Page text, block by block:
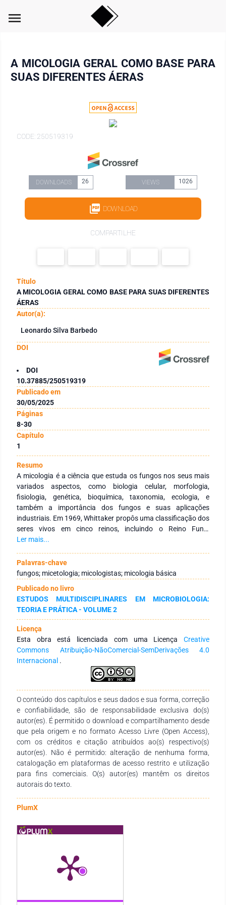
menu
A MICOLOGIA GERAL COMO BASE PARA
SUAS DIFERENTES ÁERAS
CODE: 250519319
DOWNLOADS 26 VIEWS 1026
DOWNLOAD
COMPARTILHE
Título
A MICOLOGIA GERAL COMO BASE PARA SUAS DIFERENTES
ÁERAS
Autor(a):
Leonardo Silva Barbedo
DOI
DOI
10.37885/250519319
Publicado em
30/05/2025
Páginas
8-30
Capítulo
1
Resumo
A micologia é a ciência que estuda os fungos nos seus mais
variados aspectos, como biologia celular, morfologia,
fisiologia, genética, bioquímica, taxonomia, ecologia, e
também a importância dos fungos e suas aplicações
industriais. Em 1969, Whittaker propôs uma classificação dos
seres vivos em cinco reinos, incluindo o Reino Fungi
(decompositores), reconhecendo suas características únicas
parede celular. Apesar de não percebermos, os fungos
exercem uma grande influência em nossa rotina diária, e
nossa sociedade e estilo de vida seriam consideravelmente
diferentes sem a sua presença. Os fungos são amplamente
encontrados no meio ambiente e possuem múltiplos efeitos e
aplicações benéficas. Contudo, esses organismos também
são responsáveis por pragas e doenças devastadoras,
tornando seu controle obrigatório, como, por exemplo, na
agricultura e na medicina. Qualquer que seja o ramo da
micologia, medicina, veterinária, micotoxinas, indústrias de
alimentos e bebidas, medicamentos, biocombustíveis,
biotransformações, produção de enzimas e pigmentos,
básico para a compreensão da diversidade de áreas onde se
inserem os fungos. Sendo assim, o objetivo deste capítulo é
proporcionar aos leitores uma visão ampliada desses
organismos, onde se incluem: características gerais, célula
fúngica, morfologia, reprodução, fisiologia, ecologia,
paleontologia, evolução, taxonomia e a importância dos
fungos.
Ler mais...
Palavras-chave
fungos; micetologia; micologistas; micologia básica
Publicado no livro
ESTUDOS MULTIDISCIPLINARES EM MICROBIOLOGIA:
TEORIA E PRÁTICA - VOLUME 2
Licença
Esta obra está licenciada com uma Licença Creative
Commons Atribuição-NãoComercial-SemDerivações 4.0
Internacional .
O conteúdo dos capítulos e seus dados e sua forma, correção
e confiabilidade, são de responsabilidade exclusiva do(s)
autor(es). É permitido o download e compartilhamento desde
que pela origem e no formato Acesso Livre (Open Access),
com os créditos e citação atribuídos ao(s) respectivo(s)
autor(es). Não é permitido: alteração de nenhuma forma,
catalogação em plataformas de acesso restrito e utilização
para fins comerciais. O(s) autor(es) mantêm os direitos
autorais do texto.
PlumX